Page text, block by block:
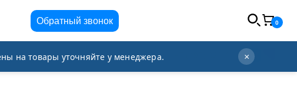
Обратный звонок 0
на товары уточняйте у менеджера. ×
info@orgplex.com +7 (495) 021-63-96